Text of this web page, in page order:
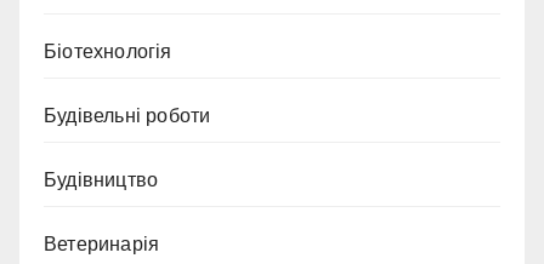
Біотехнологія
Будівельні роботи
Будівництво
Ветеринарія